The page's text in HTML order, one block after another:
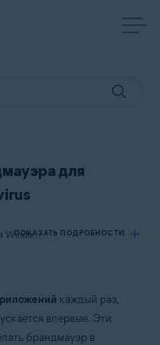
для
Применяется к Avast Premium Security для Windows, Avast Free Antivirus для Windows
ПОКАЗАТЬ ПОДРОБНОСТИ
каждый раз,
впервые. Эти
брандмауэр в